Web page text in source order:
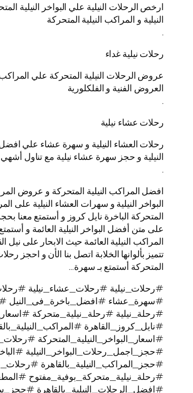
ارخص الرحلات النيلية علي البواخر النيلية
النيلية و المراكب النيلية المتحركة
.
رحلات نيلية غداء
عروض الرحلات النيلية المتحركة علي المراكب
العروض الفنية و الفلكلورية
.
رحلات عشاء نيلية
رحلات العشاء النيلية و سهرة عشاء علي افضل
النيلية و حجز سهرة عشاء نيلية مع تناول
.
افضل المراكب النيلية المتحركة و عروض
البواخر النيلية و سهرات العشاء النيلية على
المتحركة الباخرة نايل كروز و أستمتع معنا
على متن أفضل البواخر النيلية العائمة و
المتحركة أستمتع بـ سهرة…
#رحلات_نيلية #رحلات_عشاء_نيلية
#سهرة_عشاء #افضل_باخرة_فى_النيل
#رحلة_نيلية #رحلة_نيلية_متحركة
#نايل_كروز_القاهرة
#اسعار_البواخر_النيلية_المتحركة
#حجز_اجمل_رحلات_البواخر_النيلية
#حجز_المراكب_النيلية_بالقاهرة
#رحلة_نيلية_متحركة_بوفية_مفتوح
#افضل_الرحلات_النيلية_بالقاهرة